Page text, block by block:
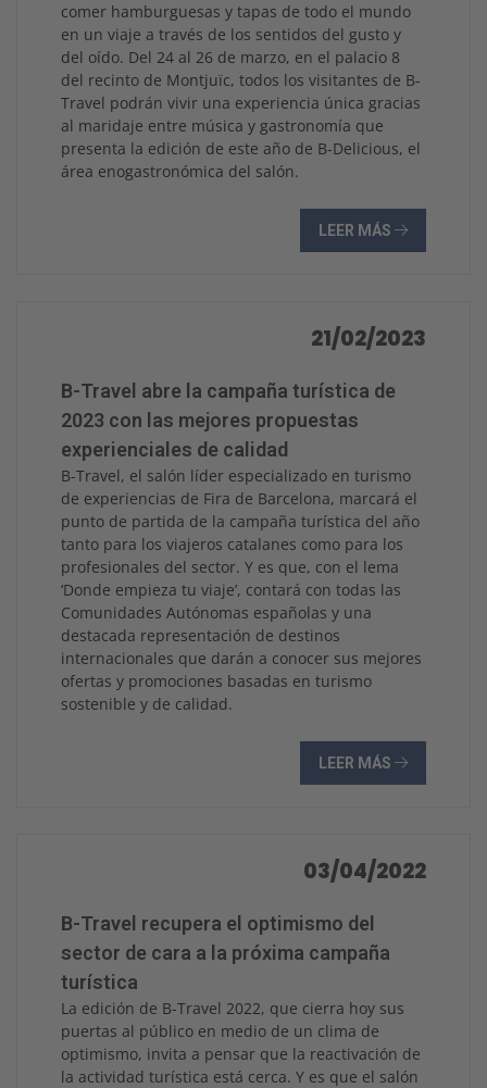
comer hamburguesas y tapas de todo el mundo
en un viaje a través de los sentidos del gusto y
del oído. Del 24 al 26 de marzo, en el palacio 8
del recinto de Montjuïc, todos los visitantes de B-
Travel podrán vivir una experiencia única gracias
al maridaje entre música y gastronomía que
presenta la edición de este año de B-Delicious, el
área enogastronómica del salón.
LEER MÁS
21/02/2023
B-Travel abre la campaña turística de
2023 con las mejores propuestas
experienciales de calidad
B-Travel, el salón líder especializado en turismo
de experiencias de Fira de Barcelona, marcará el
punto de partida de la campaña turística del año
tanto para los viajeros catalanes como para los
profesionales del sector. Y es que, con el lema
‘Donde empieza tu viaje’, contará con todas las
Comunidades Autónomas españolas y una
destacada representación de destinos
internacionales que darán a conocer sus mejores
ofertas y promociones basadas en turismo
sostenible y de calidad.
LEER MÁS
03/04/2022
B-Travel recupera el optimismo del
sector de cara a la próxima campaña
turística
La edición de B-Travel 2022, que cierra hoy sus
puertas al público en medio de un clima de
optimismo, invita a pensar que la reactivación de
la actividad turística está cerca. Y es que el salón